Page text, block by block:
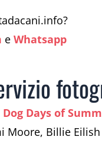
e Whatsapp
Dog Days of
Billie Eilish